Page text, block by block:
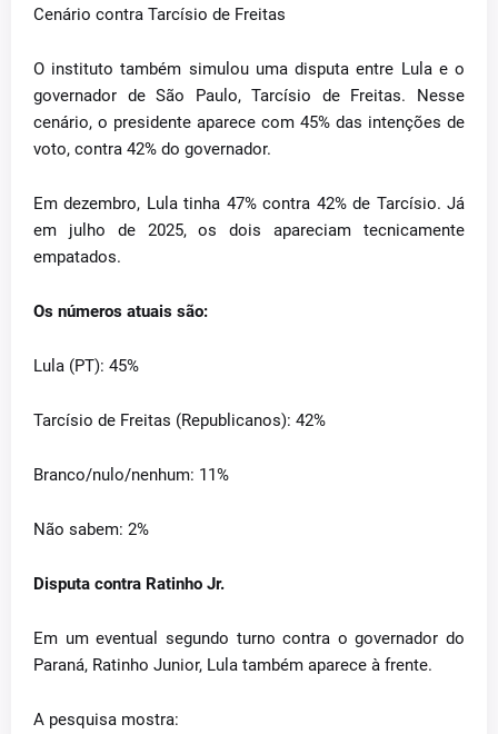
Cenário contra Tarcísio de Freitas
O instituto também simulou uma disputa entre Lula e o
governador de São Paulo, Tarcísio de Freitas. Nesse
cenário, o presidente aparece com 45% das intenções de
voto, contra 42% do governador.
Em dezembro, Lula tinha 47% contra 42% de Tarcísio. Já
em julho de 2025, os dois apareciam tecnicamente
empatados.
Os números atuais são:
Lula (PT): 45%
Tarcísio de Freitas (Republicanos): 42%
Branco/nulo/nenhum: 11%
Não sabem: 2%
Disputa contra Ratinho Jr.
Em um eventual segundo turno contra o governador do
Paraná, Ratinho Junior, Lula também aparece à frente.
A pesquisa mostra: